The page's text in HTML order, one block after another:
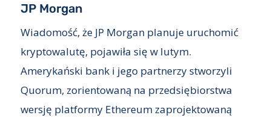
JP Morgan
Wiadomość, że JP Morgan planuje uruchomić
kryptowalutę, pojawiła się w lutym.
Amerykański bank i jego partnerzy stworzyli
Quorum, zorientowaną na przedsiębiorstwa
wersję platformy Ethereum zaprojektowaną